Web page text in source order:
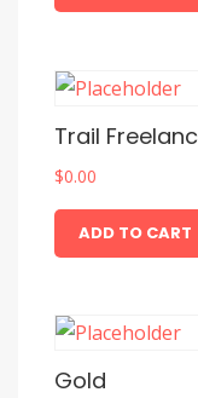
Trail
$0.00
ADD TO CART
Gold